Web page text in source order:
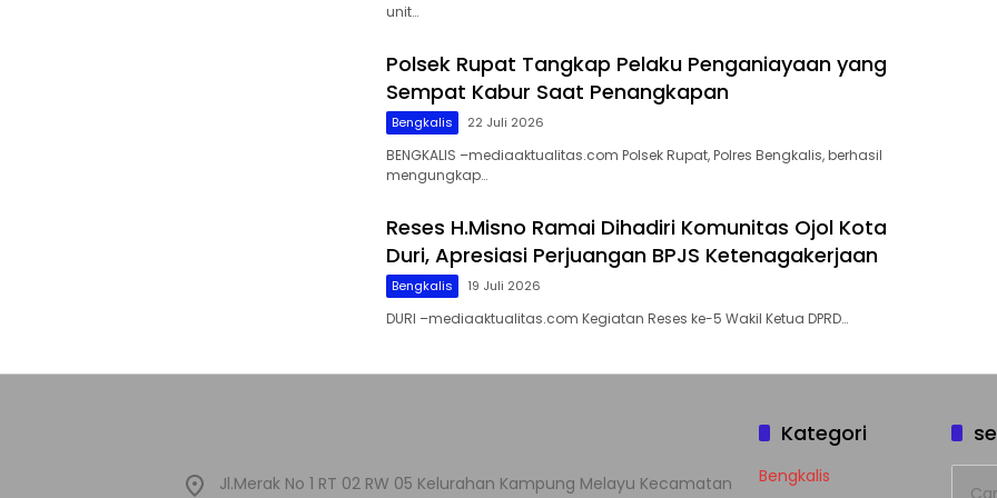
unit…
Polsek Rupat Tangkap Pelaku Penganiayaan yang
Sempat Kabur Saat Penangkapan
Bengkalis 22 Juli 2026
BENGKALIS –mediaaktualitas.com Polsek Rupat, Polres Bengkalis, berhasil
mengungkap…
Reses H.Misno Ramai Dihadiri Komunitas Ojol Kota
Duri, Apresiasi Perjuangan BPJS Ketenagakerjaan
Bengkalis 19 Juli 2026
DURI –mediaaktualitas.com Kegiatan Reses ke-5 Wakil Ketua DPRD…
Jl.Merak No 1 RT 02 RW 05 Kelurahan Kampung Melayu Kecamatan
Kategori
Bengkalis